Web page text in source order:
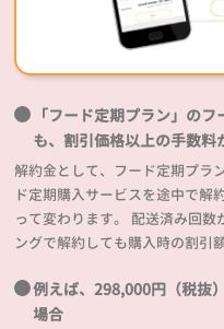
「フード定期プラン」の
も、割引価格以上の手数料
解約金として、フード定期プラ
ド定期購入サービスを途中で解
って変わります。 配送済み回
ングで解約しても購入時の割引
例えば、298,000円（税抜
場合